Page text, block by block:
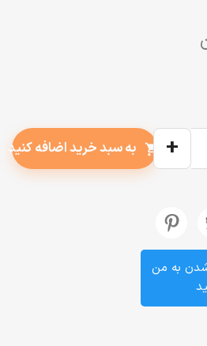
+
shopping_cart به سبد خرید اضافه کنید
به من